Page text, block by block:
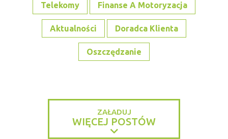
Telekomy Finanse A Motoryzacja
Aktualności Doradca Klienta
Oszczędzanie
ZAŁADUJ
WIĘCEJ POSTÓW